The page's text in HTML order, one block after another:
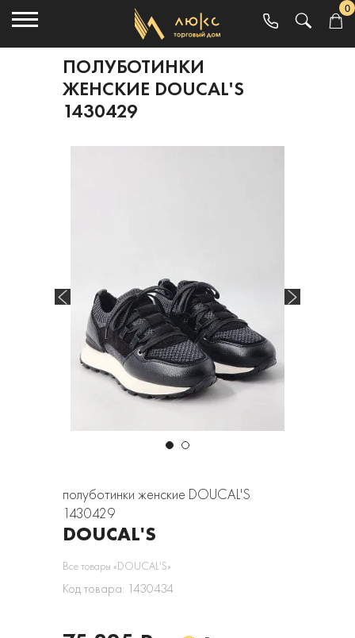
0
ПОЛУБОТИНКИ
ЖЕНСКИЕ DOUCAL'S
1430429
полуботинки женские DOUCAL'S
1430429
DOUCAL'S
Все товары «DOUCAL'S»
Код товара: 1430434